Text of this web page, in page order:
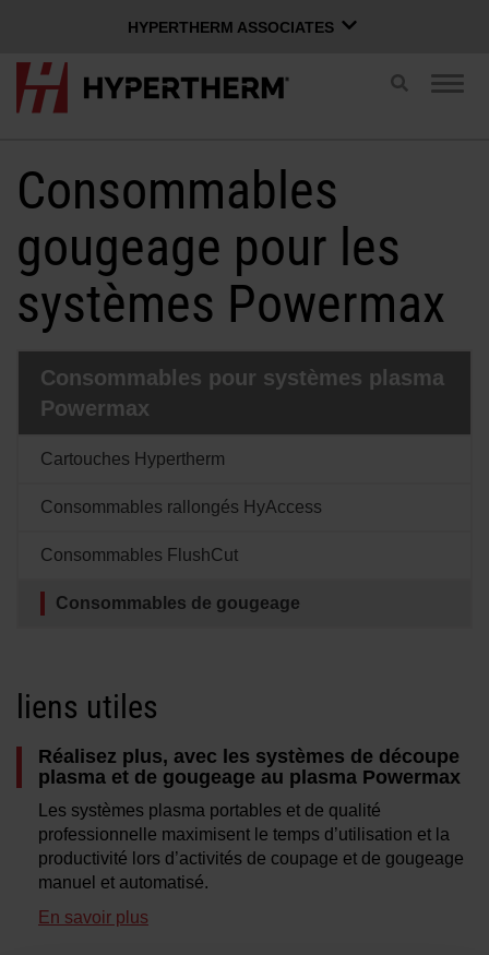
HYPERTHERM ASSOCIATES
HYPERTHERM ASSOCIATES
Groupe de logiciels
Recherche
FRANÇAIS
Connexion à Xnet
Nom d’utilisateur
SE CONNECTER
Créer un compte
Nous joindre Connexion Xnet
Produits
Solutions
Ressources
Où acheter
Consommables
gougeage pour les
systèmes Powermax
Consommables pour systèmes plasma
Powermax
Cartouches Hypertherm
Consommables rallongés HyAccess
Consommables FlushCut
Consommables de gougeage
liens utiles
Réalisez plus, avec les systèmes de découpe
plasma et de gougeage au plasma Powermax
Les systèmes plasma portables et de qualité
professionnelle maximisent le temps d’utilisation et la
productivité lors d’activités de coupage et de gougeage
manuel et automatisé.
En savoir plus